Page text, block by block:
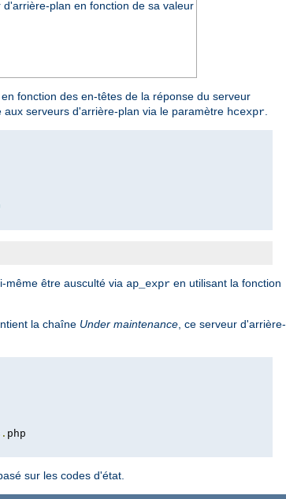
plan en fonction de sa valeur
fonction des en-têtes de la réponse du serveur
serveurs d'arrière-plan via le paramètre hcexpr.
même être ausculté via ap_expr en utilisant la fonction
la chaîne Under maintenance, ce serveur d'arrière-
.
sur les codes d'état.